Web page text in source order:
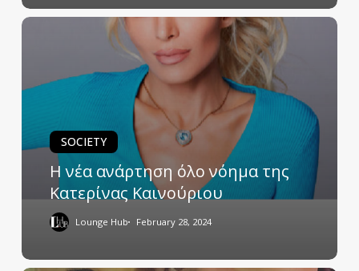
SOCIETY
H νέα ανάρτηση όλο νόημα της
Κατερίνας Καινούριου
Lounge Hub February 28, 2024